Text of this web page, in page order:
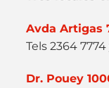
Avda Artigas
Tels 2364
Dr. Pouey